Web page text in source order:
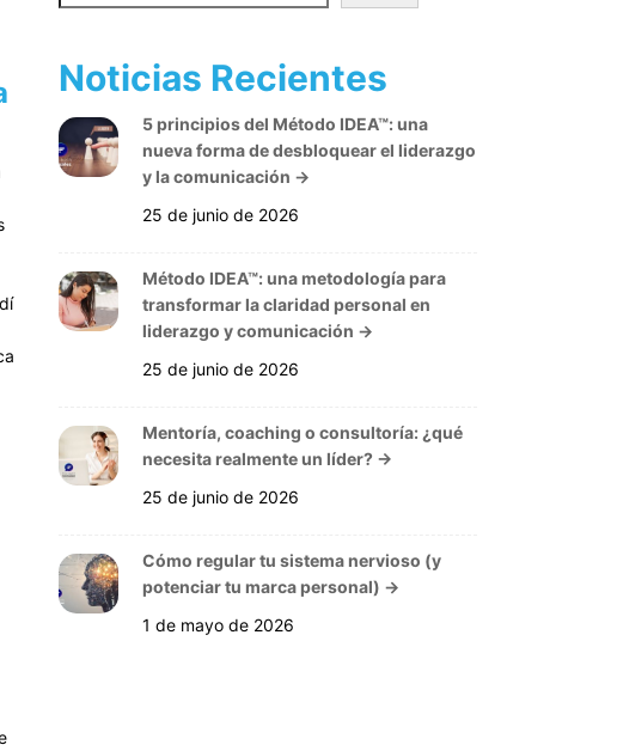
Noticias Recientes
5 principios del Método IDEA™: una
nueva forma de desbloquear el liderazgo
y la comunicación →
25 de junio de 2026
Método IDEA™: una metodología para
transformar la claridad personal en
liderazgo y comunicación →
25 de junio de 2026
Mentoría, coaching o consultoría: ¿qué
necesita realmente un líder? →
25 de junio de 2026
Cómo regular tu sistema nervioso (y
potenciar tu marca personal) →
1 de mayo de 2026